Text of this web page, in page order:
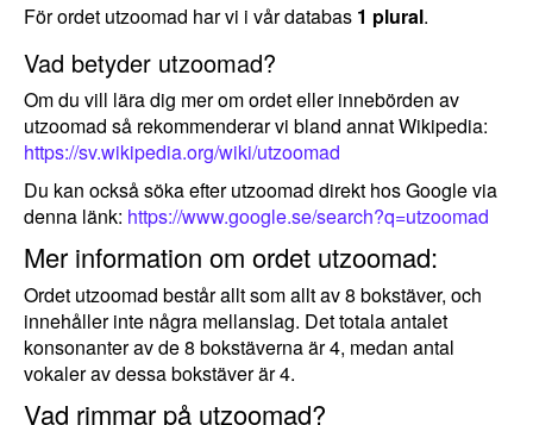
För ordet utzoomad har vi i vår databas 1 plural.
Vad betyder utzoomad?
Om du vill lära dig mer om ordet eller innebörden av
utzoomad så rekommenderar vi bland annat Wikipedia:
https://sv.wikipedia.org/wiki/utzoomad
Du kan också söka efter utzoomad direkt hos Google via
denna länk: https://www.google.se/search?q=utzoomad
Mer information om ordet utzoomad:
Ordet utzoomad består allt som allt av 8 bokstäver, och
innehåller inte några mellanslag. Det totala antalet
konsonanter av de 8 bokstäverna är 4, medan antal
vokaler av dessa bokstäver är 4.
Vad rimmar på utzoomad?